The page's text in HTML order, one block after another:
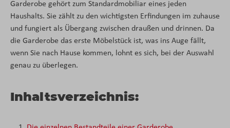
Garderobe gehört zum Standardmobiliar eines jeden
Haushalts. Sie zählt zu den wichtigsten Erfindungen im zuhause
und fungiert als Übergang zwischen draußen und drinnen. Da
die Garderobe das erste Möbelstück ist, was ins Auge fällt,
wenn Sie nach Hause kommen, lohnt es sich, bei der Auswahl
genau zu überlegen.
Inhaltsverzeichnis: